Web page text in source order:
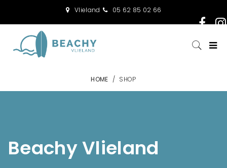
Vlieland 05 62 85 02 66
HOME / SHOP
Beachy Vlieland